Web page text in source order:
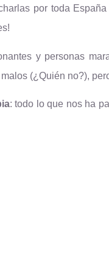
por toda
y personas
(¿Quién no?),
: todo lo que nos ha